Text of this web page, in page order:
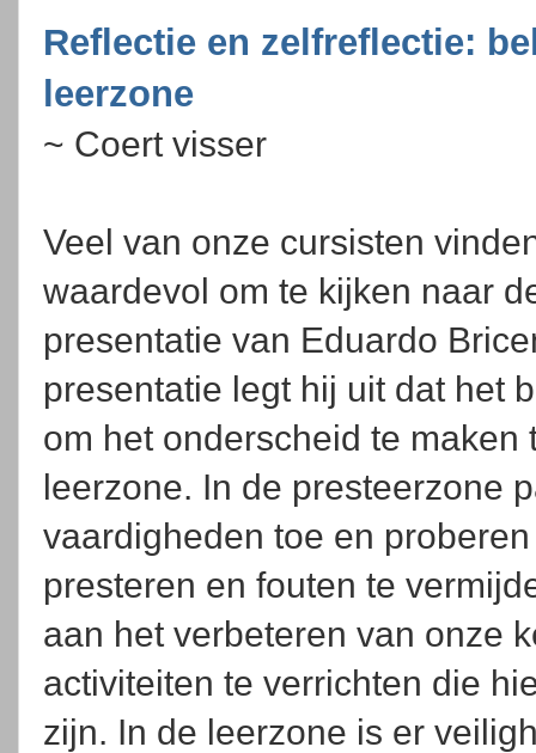
Reflectie en zelfreflectie:
leerzone
~ Coert visser
Veel van onze cursisten
waardevol om te kijken naar
presentatie van Eduardo
presentatie legt hij uit dat het
om het onderscheid te
leerzone. In de presteerzone
vaardigheden toe en
presteren en fouten te
aan het verbeteren van onze
activiteiten te verrichten die
zijn. In de leerzone is er